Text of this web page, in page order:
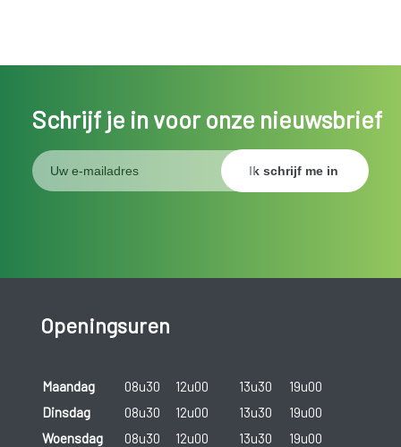
Schrijf je in voor onze nieuwsbrief
Openingsuren
Maandag 08u30 12u00 13u30
19u00
Dinsdag
08u30 12u00 13u30
19u00
Woensdag
08u30 12u00 13u30
19u00